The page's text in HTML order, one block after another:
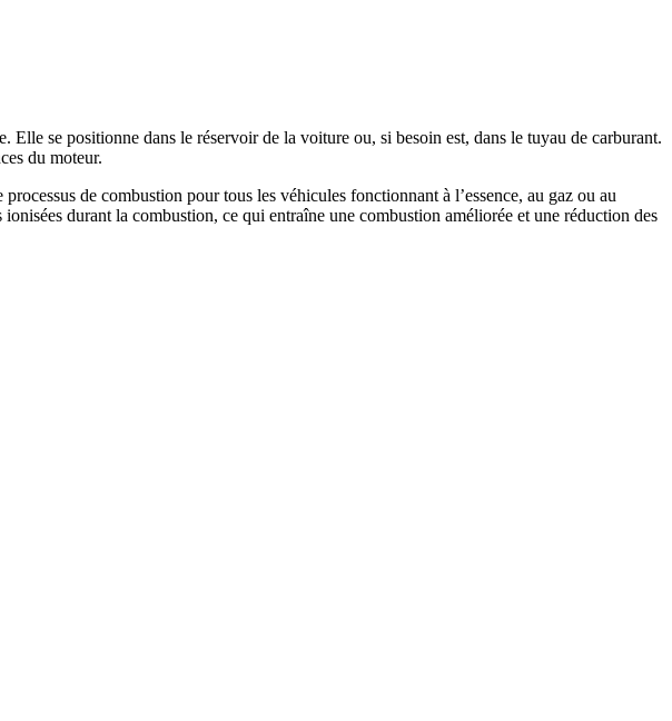
se positionne dans le réservoir de la voiture ou, si besoin est, dans le tuyau de carburant.
du moteur.
de combustion pour tous les véhicules fonctionnant à l’essence, au gaz ou au
durant la combustion, ce qui entraîne une combustion améliorée et une réduction des